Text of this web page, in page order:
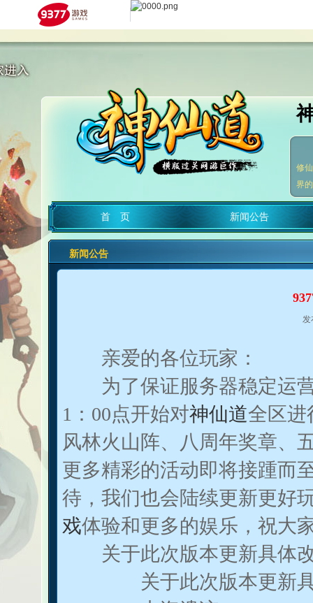
修
界
首 页 新闻公告
新闻公告
发
亲爱的各位玩家：
为了保证服务器稳定运
1：00点开始对神仙道全区进
风林火山阵、八周年奖章、
更多精彩的活动即将接踵而
待，我们也会陆续更新更好
戏体验和更多的娱乐，祝大
关于此次版本更新具体
关于此次版本更新具